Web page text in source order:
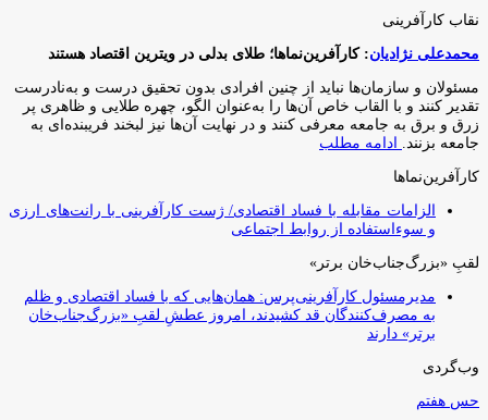
نقاب کارآفرینی
محمدعلی نژادیان: کارآفرین‌نماها؛ طلای بدلی در ویترین اقتصاد هستند
مسئولان و سازمان‌ها نباید از چنین افرادی بدون تحقیق درست و به‌نادرست
تقدیر کنند و با القاب خاص آ‌ن‌ها را به‌عنوان الگو، چهره طلایی و ظاهری پر
زرق و برق به جامعه معرفی کنند و در نهایت آن‌ها نیز لبخند فریبنده‌ای به
جامعه بزنند. ادامه مطلب
کارآفرین‌نماها
الزامات مقابله با فساد اقتصادی/ ژست کارآفرینی با رانت‌های ارزی
و سوءاستفاده از روابط اجتماعی
لقبِ «بزرگ‌جناب‌خان برتر»
مدیرمسئول کارآفرینی‌پرس: همان‌هایی که با فساد اقتصادی و ظلم
به مصرف‌کنندگان قد کشیدند، امروز عطشِ لقبِ «بزرگ‌جناب‌خان
برتر» دارند
وب‌گردی
حس هفتم